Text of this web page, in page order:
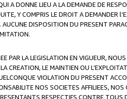
A DONNE LIEU A LA DEMANDE DE
Y COMPRIS LE DROIT A DEMANDER
AUCUNE DISPOSITION DU PRESENT
PAR LA LEGISLATION EN VIGUEUR,
CREATION, LE MAINTIEN OU
VIOLATION DU PRESENT
NOS SOCIETES AFFILIEES,
RESPECTIFS CONTRE